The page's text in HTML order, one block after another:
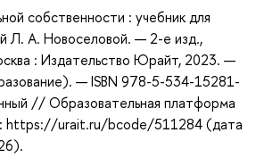
собственности : учебник для
Л. А. Новоселовой. — 2-е изд.,
: Издательство Юрайт, 2023. —
— ISBN 978-5-534-15281-
// Образовательная платформа
https://urait.ru/bcode/511284 (дата